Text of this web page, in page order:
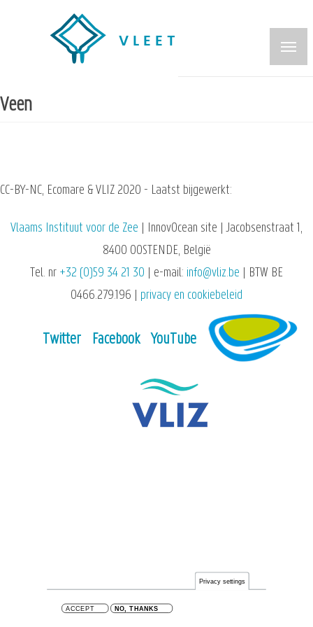
inhoud
Veen
CC-BY-NC, Ecomare & VLIZ 2020 - Laatst bijgewerkt:
Vlaams Instituut voor de Zee | InnovOcean site | Jacobsenstraat 1,
8400 OOSTENDE, België
Tel. nr +32 (0)59 34 21 30 | e-mail: info@vliz.be | BTW BE
0466.279.196 | privacy en cookiebeleid
Twitter Facebook YouTube
Privacy settings
ACCEPT NO, THANKS